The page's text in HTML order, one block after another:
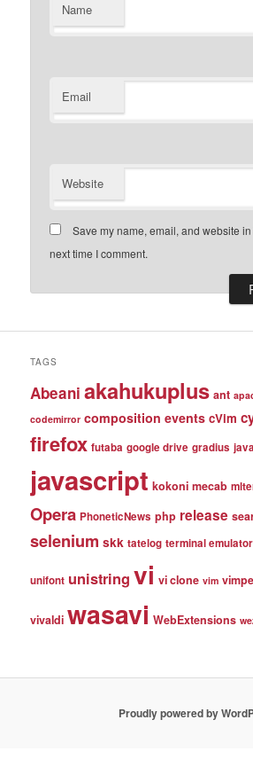
Name
Email
Website
Save my name, email, and website
next time I comment.
TAGS
Abeani akahukuplus ant
codemirror composition events cVim
firefox futaba google drive gradius java
javascript kokoni mecab
Opera PhoneticNews php release
selenium skk tatelog terminal emulator
unifont unistring vi vi clone vim
vivaldi wasavi WebExtensions
Proudly powered by